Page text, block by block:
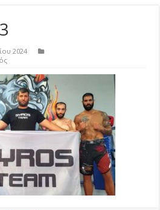
2024
στο
team23